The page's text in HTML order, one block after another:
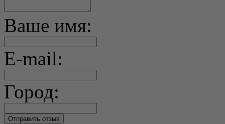
Ваше имя:
E-mail:
Город: